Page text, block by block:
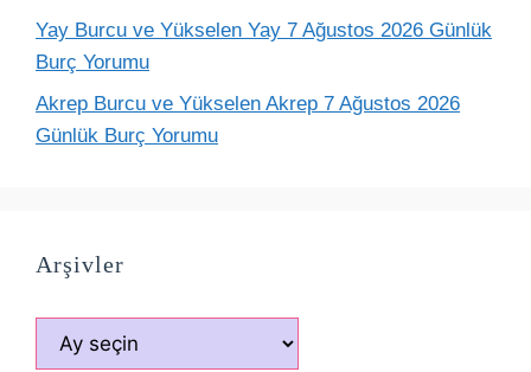
Yay Burcu ve Yükselen Yay 7 Ağustos 2026 Günlük
Burç Yorumu
Akrep Burcu ve Yükselen Akrep 7 Ağustos 2026
Günlük Burç Yorumu
Arşivler
Arşivler